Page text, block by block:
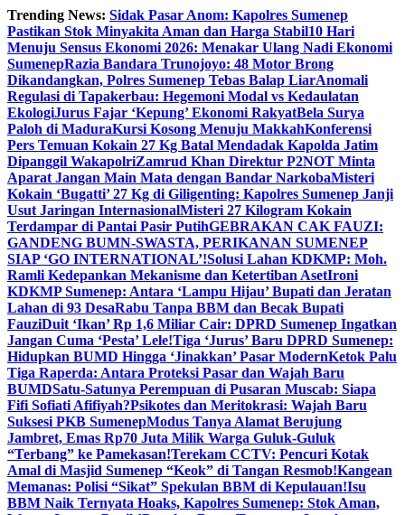
Skip
to
content
Trending News: Sidak Pasar Anom: Kapolres Sumenep
Pastikan Stok Minyakita Aman dan Harga Stabil10 Hari
Menuju Sensus Ekonomi 2026: Menakar Ulang Nadi Ekonomi
SumenepRazia Bandara Trunojoyo: 48 Motor Brong
Dikandangkan, Polres Sumenep Tebas Balap LiarAnomali
Regulasi di Tapakerbau: Hegemoni Modal vs Kedaulatan
EkologiJurus Fajar ‘Kepung’ Ekonomi RakyatBela Surya
Paloh di MaduraKursi Kosong Menuju MakkahKonferensi
Pers Temuan Kokain 27 Kg Batal Mendadak Kapolda Jatim
Dipanggil WakapolriZamrud Khan Direktur P2NOT Minta
Aparat Jangan Main Mata dengan Bandar NarkobaMisteri
Kokain ‘Bugatti’ 27 Kg di Giligenting: Kapolres Sumenep Janji
Usut Jaringan InternasionalMisteri 27 Kilogram Kokain
Terdampar di Pantai Pasir PutihGEBRAKAN CAK FAUZI:
GANDENG BUMN-SWASTA, PERIKANAN SUMENEP
SIAP ‘GO INTERNATIONAL’!Solusi Lahan KDKMP: Moh.
Ramli Kedepankan Mekanisme dan Ketertiban AsetIroni
KDKMP Sumenep: Antara ‘Lampu Hijau’ Bupati dan Jeratan
Lahan di 93 DesaRabu Tanpa BBM dan Becak Bupati
FauziDuit ‘Ikan’ Rp 1,6 Miliar Cair: DPRD Sumenep Ingatkan
Jangan Cuma ‘Pesta’ Lele!Tiga ‘Jurus’ Baru DPRD Sumenep:
Hidupkan BUMD Hingga ‘Jinakkan’ Pasar ModernKetok Palu
Tiga Raperda: Antara Proteksi Pasar dan Wajah Baru
BUMDSatu-Satunya Perempuan di Pusaran Muscab: Siapa
Fifi Sofiati Afifiyah?Psikotes dan Meritokrasi: Wajah Baru
Suksesi PKB SumenepModus Tanya Alamat Berujung
Jambret, Emas Rp70 Juta Milik Warga Guluk-Guluk
“Terbang” ke Pamekasan!Terekam CCTV: Pencuri Kotak
Amal di Masjid Sumenep “Keok” di Tangan Resmob!Kangean
Memanas: Polisi “Sikat” Spekulan BBM di Kepulauan!Isu
BBM Naik Ternyata Hoaks, Kapolres Sumenep: Stok Aman,